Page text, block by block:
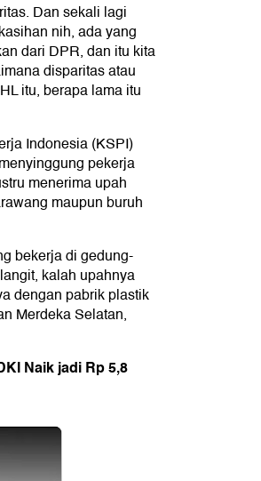
Dan sekali lagi
nih, ada yang
dari DPR, dan itu kita
disparitas atau
itu, berapa lama itu
Indonesia (KSPI)
pekerja
menerima upah
maupun buruh
bekerja di gedung-
kalah upahnya
dengan pabrik plastik
Merdeka Selatan,
Naik jadi Rp 5,8